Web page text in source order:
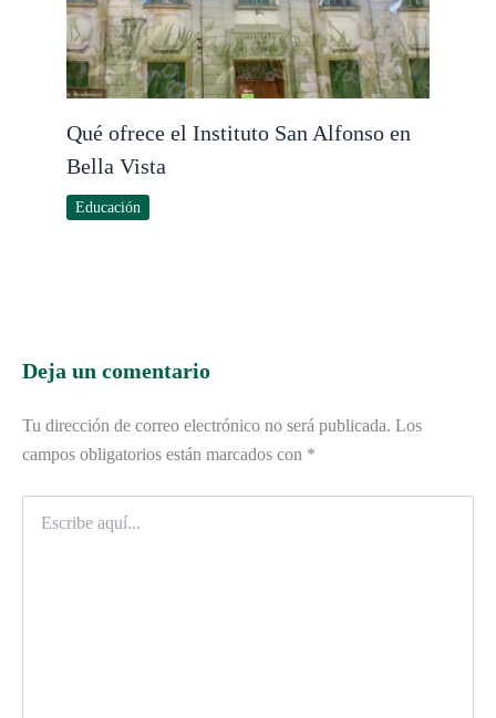
Qué ofrece el Instituto San Alfonso en
Bella Vista
Educación
Deja un comentario
Tu dirección de correo electrónico no será publicada. Los
campos obligatorios están marcados con *
aquí...